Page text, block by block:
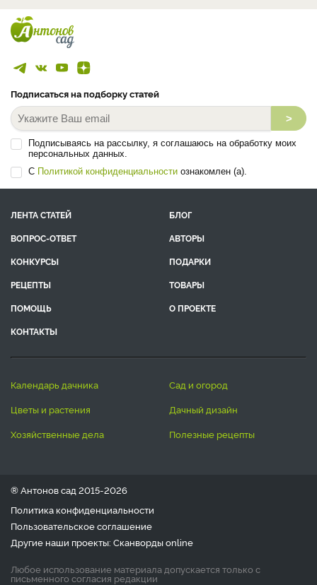
Подписаться на подборку статей
>
Подписываясь на рассылку, я соглашаюсь на обработку моих
персональных данных.
С Политикой конфиденциальности ознакомлен (а).
ЛЕНТА СТАТЕЙ
БЛОГ
ВОПРОС-ОТВЕТ
АВТОРЫ
КОНКУРСЫ
ПОДАРКИ
РЕЦЕПТЫ
ТОВАРЫ
ПОМОЩЬ
О ПРОЕКТЕ
КОНТАКТЫ
календарь дачника
сад и огород
цветы и растения
дачный дизайн
хозяйственные дела
полезные рецепты
® Антонов сад 2015-2026
Политика конфиденциальности
Пользовательское соглашение
Другие наши проекты: Сканвордыonline
Любое использование материала допускается только с
письменного согласия редакции